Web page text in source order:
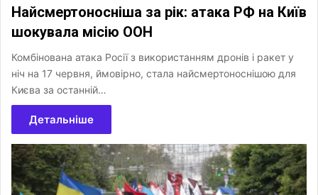
Найсмертоносніша за рік: атака РФ на Київ
шокувала місію ООН
Комбінована атака Росії з використанням дронів і ракет у
ніч на 17 червня, ймовірно, стала найсмертоноснішою для
Києва за останній…
Детальніше